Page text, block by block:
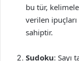
bu tür,
verilen
sahiptir.
Sudoku: Sayı